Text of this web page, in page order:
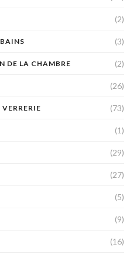
(2)
(3)
DE LA CHAMBRE (2)
(26)
(73)
(1)
(29)
(27)
(5)
(9)
(16)